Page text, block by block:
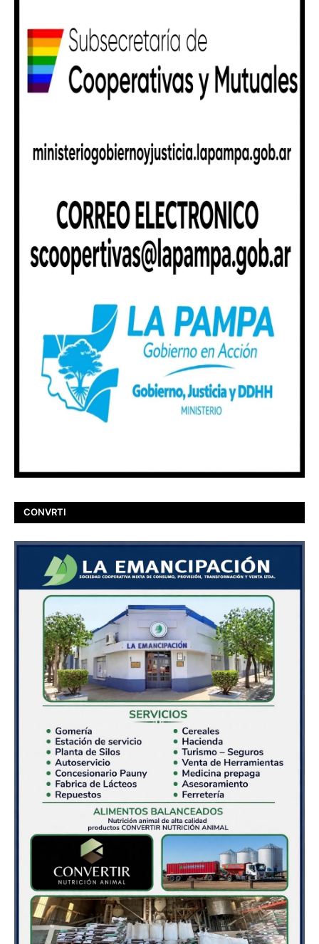
CONVRTI